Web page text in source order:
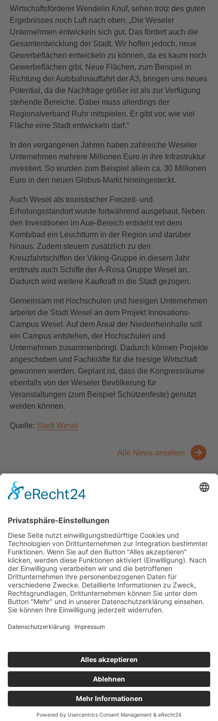
Wirtschaftsförderer Wendelin Knuf, sehen trotz des guten
Ergebnisses noch Luft nach oben: „Die Weseler
Unternehmen entwickeln sich gut. Das fördert auch die
Gesamtentwicklung der Stadt. Wir hoffen jedoch, neue
Gewerbeflächen entwickeln zu können, da es kaum noch
Gewerbeflächen gibt. Neue Flächen, zum Beispiel in
Richtung der Autobahnauffahrt der A3, bringen uns neues
Potential, da die Nachfrage größer ist als zur Verfügung
stehende Bereiche. Dabei muss allerdings der
Regionalverband Ruhr mitspielen. Er gibt vor, wie viel
Fläche eine Stadt entwickeln darf.“
In den vergangenen Jahren haben zahlreiche Weseler
Unternehmen mehrere Millionen Euro in ihre Infrastruktur
investiert. So wurden zum Beispiel allein ca. 30 Millionen
Euro in den neuen Globus-Markt hineingesteckt.
Auch Wesel als touristischer Freizeit- und
Erholungsstandort wurde fortwährend ausgebaut. Neben
den Investitionen im Aue-Bereich entsteht mit dem
Kombibad ein Leuchtturm in der Region und darüber
hinaus. Zudem steuern zusätzlich zu den
Kreuzfahrtschiffen der Viking-Gruppe in diesem Jahr
erstmals auch Schiffe der A-Rosa Gruppe Wesel an.
Dadurch wird weitere Kaufkraft in die Stadt gezogen.
Gemeinsam mit Hochschulen und hiesigen Unternehmen
arbeitet die Stadt Wesel an dem Projekt Innovations-
Campus Wesel. Auf dem Areal der Niederrheinhalle soll
ein Campus entstehen, der Hochschulen und
Unternehmen zusammenbringt. Dadurch können Projekte
angeschoben und Fachkräfte für die hiesige Wirtschaft
gewonnen werden. Geplant ist, dass die Kongressräume
ebenfalls von der Weseler Bevölkerung für
Veranstaltungen (zum Beispiel Schützenfeste) genutzt
werden können.
Quelle: Stadt Wesel
Alle News ansehen
Kontakt Messen Zahlen und Fakten Downloads
Denken Sie Über uns
 
Datenschutz Impressum